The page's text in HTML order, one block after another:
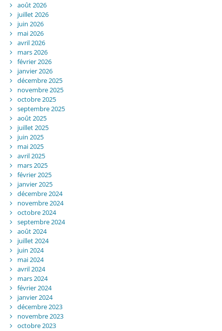
août 2026
juillet 2026
juin 2026
mai 2026
avril 2026
mars 2026
février 2026
janvier 2026
décembre 2025
novembre 2025
octobre 2025
septembre 2025
août 2025
juillet 2025
juin 2025
mai 2025
avril 2025
mars 2025
février 2025
janvier 2025
décembre 2024
novembre 2024
octobre 2024
septembre 2024
août 2024
juillet 2024
juin 2024
mai 2024
avril 2024
mars 2024
février 2024
janvier 2024
décembre 2023
novembre 2023
octobre 2023